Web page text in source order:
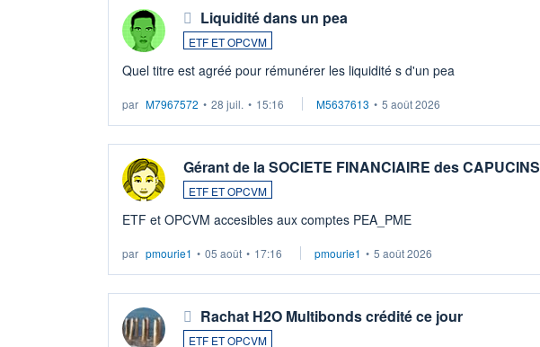
Liquidité dans un pea
ETF ET OPCVM
Quel titre est agréé pour rémunérer les liquidité s d'un pea
par M7967572 • 28 juil. • 15:16 M5637613 • 5 août 2026
Gérant de la SOCIETE FINANCIAIRE des CAPUCINS
ETF ET OPCVM
ETF et OPCVM accesibles aux comptes PEA_PME
par pmourie1 • 05 août • 17:16 pmourie1 • 5 août 2026
Rachat H2O Multibonds crédité ce jour
ETF ET OPCVM